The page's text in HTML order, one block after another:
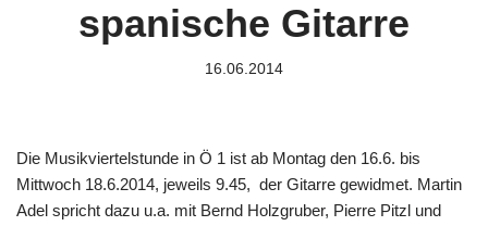
spanische Gitarre
16.06.2014
Die Musikviertelstunde in Ö 1 ist ab Montag den 16.6. bis
Mittwoch 18.6.2014, jeweils 9.45, der Gitarre gewidmet. Martin
Adel spricht dazu u.a. mit Bernd Holzgruber, Pierre Pitzl und